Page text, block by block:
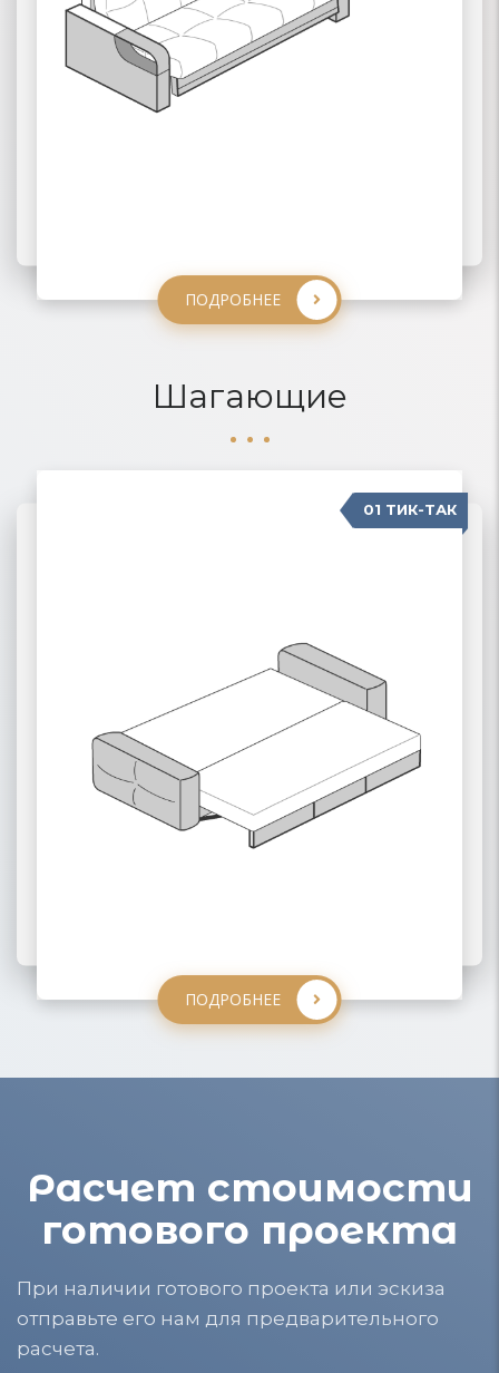
ПОДРОБНЕЕ
Шагающие
01 ТИК-ТАК
ПОДРОБНЕЕ
Расчет стоимости
готового проекта
При наличии готового проекта или эскиза
отправьте его нам для предварительного
расчета.